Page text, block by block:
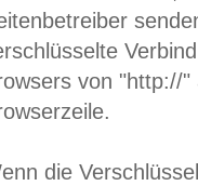
von "http://
die